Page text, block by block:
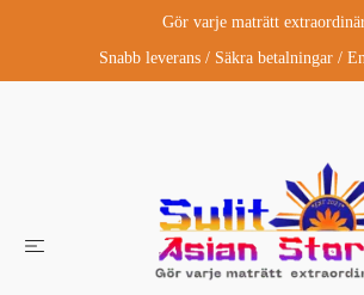
Gör varje maträtt
Snabb leverans / Säkra betalningar /